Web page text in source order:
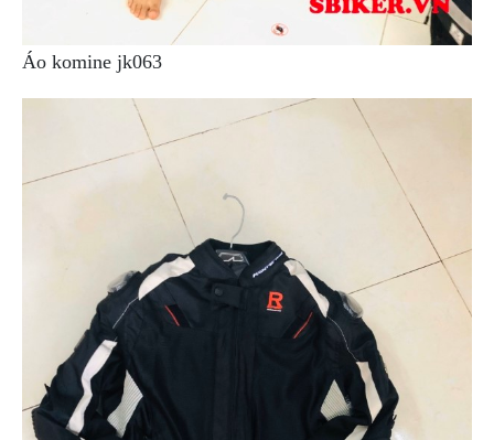
ĐỒ
CHƠI
MBIKER
PHƯỢT
LIÊN
HỆ
Áo komine jk063